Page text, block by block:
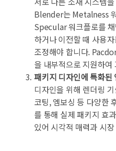
Blender는 Metalness
Specular 워크플로를
하거나 이전할 때 사용
조정해야 합니다.
을 내부적으로 지원하
패키지 디자인에 특화된
디자인을 위해 렌더링
코팅, 엠보싱 등 다양한
를 통해 실제 패키지 효
있어 시각적 매력과 시